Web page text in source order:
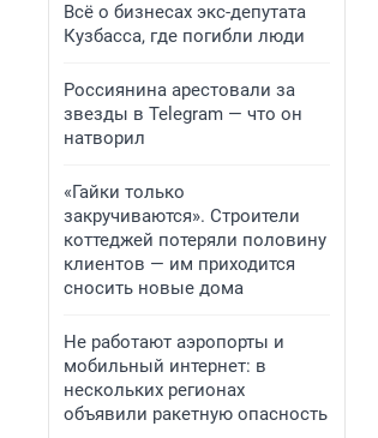
Всё о бизнесах экс-депутата
Кузбасса, где погибли люди
Россиянина арестовали за
звезды в Telegram — что он
натворил
«Гайки только
закручиваются». Строители
коттеджей потеряли половину
клиентов — им приходится
сносить новые дома
Не работают аэропорты и
мобильный интернет: в
нескольких регионах
объявили ракетную опасность